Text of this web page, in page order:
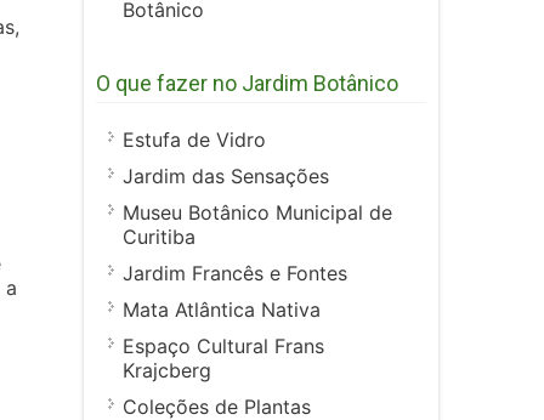
a
Botânico
O que fazer no Jardim Botânico
Estufa de Vidro
Jardim das Sensações
Museu Botânico Municipal de
Curitiba
Jardim Francês e Fontes
Mata Atlântica Nativa
Espaço Cultural Frans
Krajcberg
Coleções de Plantas